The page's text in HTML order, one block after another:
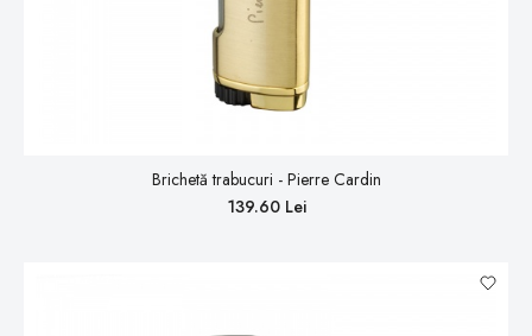
Brichetă trabucuri - Pierre Cardin
139.60 Lei